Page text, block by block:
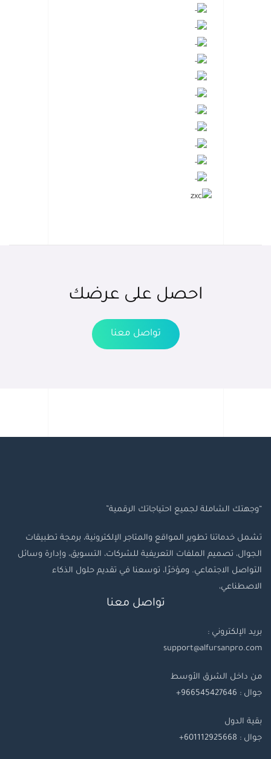
احصل على عرضك
تواصل معنا
“وجهتك الشاملة لجميع احتياجاتك الرقمية”
تشمل خدماتنا تطوير المواقع والمتاجر الإلكترونية، برمجة تطبيقات
الجوال، تصميم الملفات التعريفية للشركات، التسويق، وإدارة وسائل
التواصل الاجتماعي. ومؤخرًا، توسعنا في تقديم حلول الذكاء
الاصطناعي،
تواصل معنا
بريد الإلكتروني :
support@alfursanpro.com
من داخل الشرق الأوسط
جوال : 966545427646+
بقية الدول
جوال : 601112925668+